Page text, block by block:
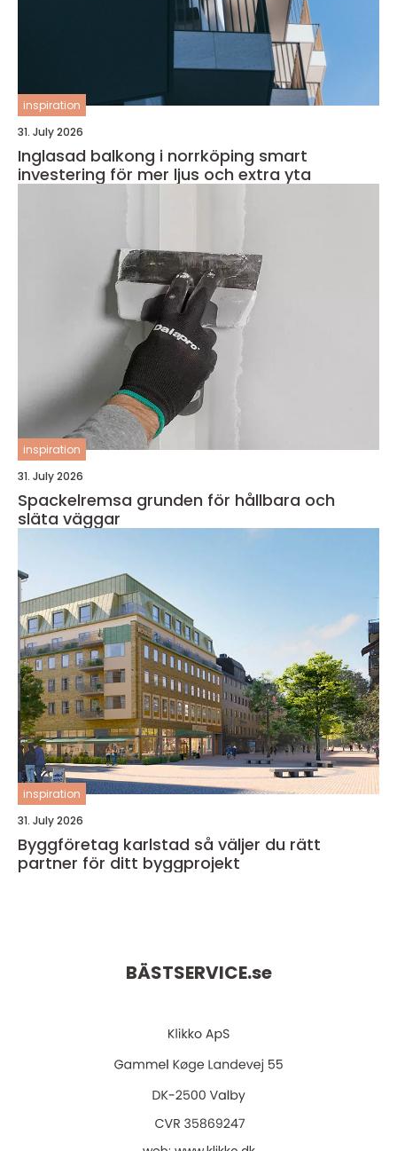
inspiration
31. July 2026
Inglasad balkong i norrköping smart
investering för mer ljus och extra yta
inspiration
31. July 2026
Spackelremsa grunden för hållbara och
släta väggar
inspiration
31. July 2026
Byggföretag karlstad så väljer du rätt
partner för ditt byggprojekt
BÄSTSERVICE.se